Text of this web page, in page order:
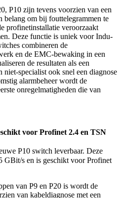
P10 zijn tevens voorzien van een
om bij fouttelegrammen te
profinetinstallatie veroorzaakt
Deze functie is uniek voor Indu-
combineren de
en de EMC-bewaking in een
de resultaten als een
specialist ook snel een diagnose
alarmbeheer wordt de
onregelmatigheden die van
voor Profinet 2.4 en TSN
P10 switch leverbaar. Deze
GBit/s en is geschikt voor Profinet
van P9 en P20 is wordt de
van kabeldiagnose met een